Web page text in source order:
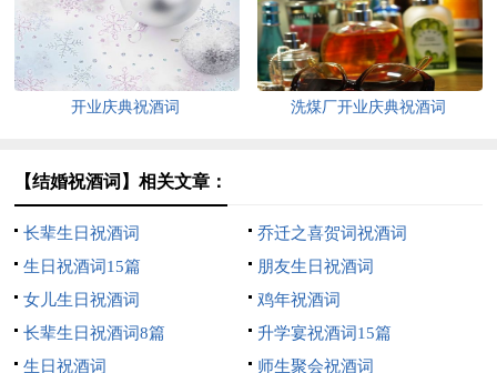
开业庆典祝酒词 洗煤厂开业庆典祝酒词
【结婚祝酒词】相关文章：
长辈生日祝酒词
乔迁之喜贺词祝酒词
生日祝酒词15篇
朋友生日祝酒词
女儿生日祝酒词
鸡年祝酒词
长辈生日祝酒词8篇
升学宴祝酒词15篇
生日祝酒词
师生聚会祝酒词